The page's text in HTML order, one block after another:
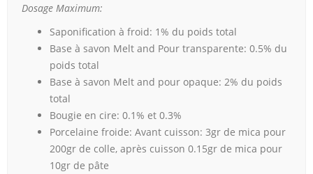
Dosage Maximum:
Saponification à froid: 1% du poids total
Base à savon Melt and Pour transparente: 0.5% du
poids total
Base à savon Melt and pour opaque: 2% du poids
total
Bougie en cire: 0.1% et 0.3%
Porcelaine froide: Avant cuisson: 3gr de mica pour
200gr de colle, après cuisson 0.15gr de mica pour
10gr de pâte